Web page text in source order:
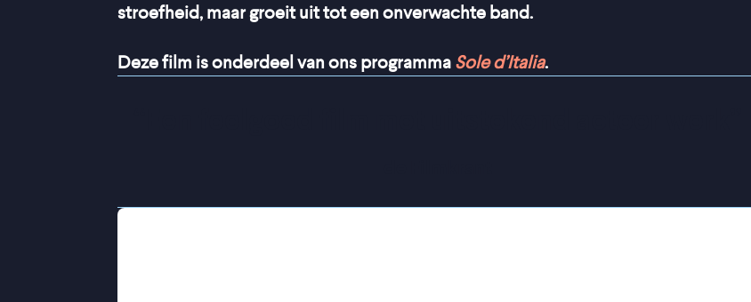
stroefheid, maar groeit uit tot een onverwachte band.
Deze film is onderdeel van ons programma Sole d’Italia.
Met veel tegenzin arriveert Nico in het eenvoudige appartement van zijn oudtante